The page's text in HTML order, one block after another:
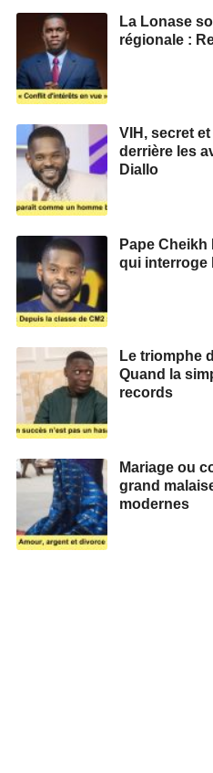
La Lonase
régionale :
VIH, secret
derrière les
Diallo
Pape
qui interroge
Le triomphe
Quand la
records
Mariage ou
grand
modernes